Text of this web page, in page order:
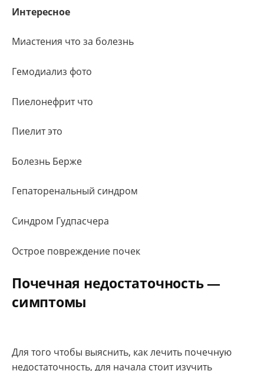
Интересное
Миастения что за болезнь
Гемодиализ фото
Пиелонефрит что
Пиелит это
Болезнь Берже
Гепаторенальный синдром
Синдром Гудпасчера
Острое повреждение почек
Почечная недостаточность —
симптомы
Для того чтобы выяснить, как лечить почечную
недостаточность, для начала стоит изучить